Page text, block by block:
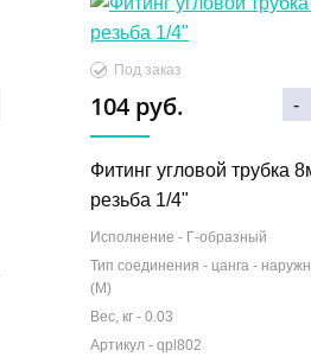
Под заказ
104 руб. -
Фитинг угловой трубка
резьба 1/4"
Исполнение - Г-образный
Тип соединения - цанга -
(М)
Вес, кг - 0.03
Артикул - qpl802